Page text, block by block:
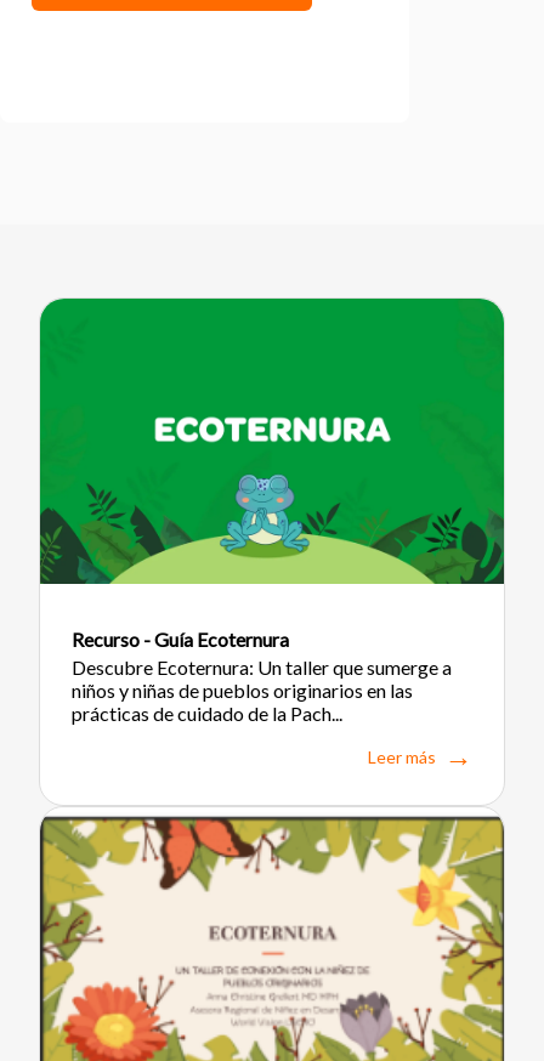
Recurso - Guía Ecoternura
Descubre Ecoternura: Un taller que sumerge a
niños y niñas de pueblos originarios en las
prácticas de cuidado de la Pach...
Leer más